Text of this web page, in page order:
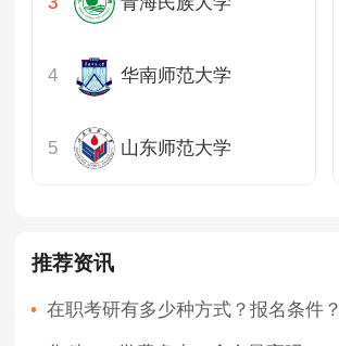
华南师范大学
山东师范大学
推荐资讯
在职考研有多少种方式？报名条件？